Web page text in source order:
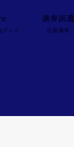
グッズ
演奏派遣
出張演奏